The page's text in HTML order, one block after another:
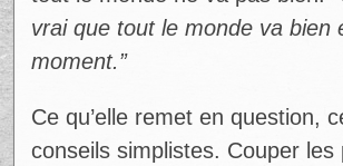
pour faire rouler son projet.“Je
perte. Tout est une expérience.”
Son message est clair : il faut
notre rapport à l’argent. Arrêter